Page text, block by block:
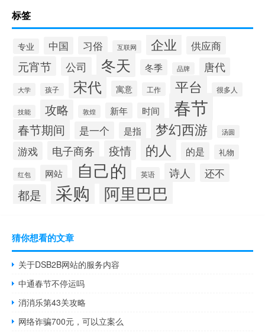
标签
专业 中国 习俗 互联网 企业 供应商
元宵节 公司 冬天 冬季 品牌 唐代
大学 孩子 宋代 寓意 工作 平台 很多人
技能 攻略 敦煌 新年 时间 春节
春节期间 是一个 是指 梦幻西游 汤圆
游戏 电子商务 疫情 的人 的是 礼物
红包 网站 自己的 英语 诗人 还不
都是 采购 阿里巴巴
猜你想看的文章
关于DSB2B网站的服务内容
中通春节不停运吗
消消乐第43关攻略
网络诈骗700元，可以立案么